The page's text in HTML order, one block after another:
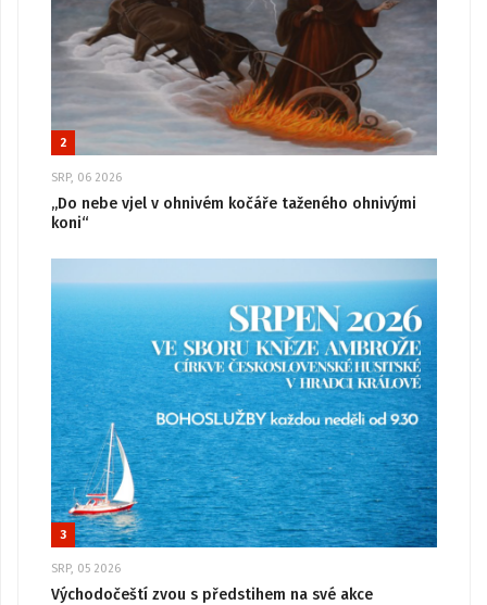
2
SRP, 06 2026
„Do nebe vjel v ohnivém kočáře taženého ohnivými
koni“
3
SRP, 05 2026
Východočeští zvou s předstihem na své akce